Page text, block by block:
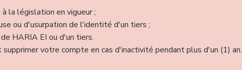
la législation en vigueur ;
ou d'usurpation de l'identité d'un tiers ;
HARIA EI ou d'un tiers.
votre compte en cas d'inactivité pendant plus d'un (1) an.